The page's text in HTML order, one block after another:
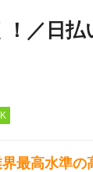
／日
最高水準